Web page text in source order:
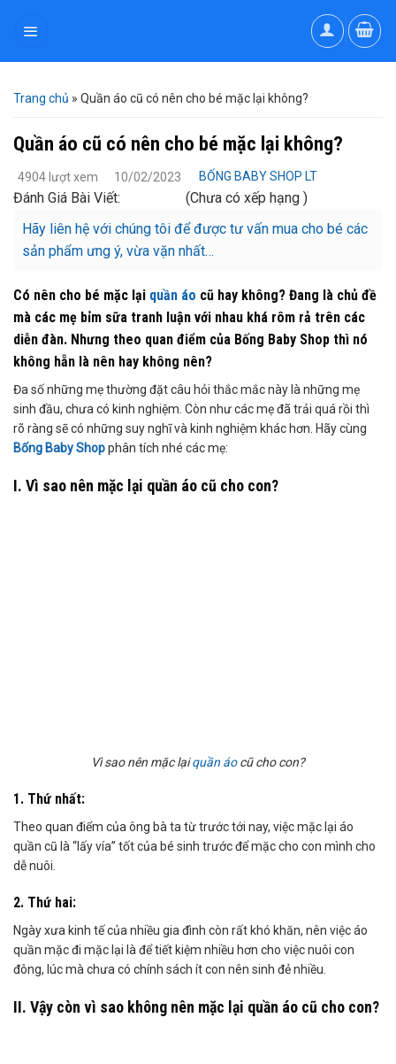
Trang chủ » Quần áo cũ có nên cho bé mặc lại không?
Quần áo cũ có nên cho bé mặc lại không?
4904 lượt xem 10/02/2023 BỐNG BABY SHOP LT
Đánh Giá Bài Viết:
(Chưa có xếp hạng )
Hãy liên hệ với chúng tôi để được tư vấn mua cho bé các
sản phẩm ưng ý, vừa vặn nhất…
Có nên cho bé mặc lại quần áo cũ hay không? Đang là chủ đề
mà các mẹ bỉm sữa tranh luận với nhau khá rôm rả trên các
diễn đàn. Nhưng theo quan điểm của Bống Baby Shop thì nó
không hẵn là nên hay không nên?
Đa số những mẹ thường đặt câu hỏi thắc mắc này là những mẹ
sinh đầu, chưa có kinh nghiệm. Còn như các mẹ đã trải quá rồi thì
rõ ràng sẽ có những suy nghĩ và kinh nghiệm khác hơn. Hãy cùng
Bống Baby Shopphân tích nhé các mẹ:
I. Vì sao nên mặc lại quần áo cũ cho con?
Vì sao nên mặc lạiquần áocũ cho con?
1. Thứ nhất:
Theo quan điểm của ông bà ta từ trước tới nay, việc mặc lại áo
quần cũ là “lấy vía” tốt của bé sinh trước để mặc cho con mình cho
dễ nuôi.
2. Thứ hai:
Ngày xưa kinh tế của nhiều gia đình còn rất khó khăn, nên việc áo
quần mặc đi mặc lại là để tiết kiệm nhiều hơn cho việc nuôi con
đông, lúc mà chưa có chính sách ít con nên sinh đẻ nhiều.
II. Vậy còn vì sao không nên mặc lại quần áo cũ cho con?